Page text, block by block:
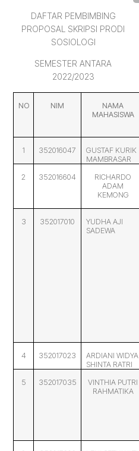
DAFTAR PEMBIMBING
PROPOSAL SKRIPSI PRODI
SOSIOLOGI
SEMESTER ANTARA
2022/2023
NO NIM
NAMA
MAHASISWA
1 352016047
GUSTAF KURIK
MAMBRASAR
2 352016604
RICHARDO
ADAM
KEMONG
3 352017010
YUDHA AJI
SADEWA
4 352017023
ARDIANI WIDYA
SHINTA RATRI
5 352017035
VINTHIA PUTRI
RAHMATIKA